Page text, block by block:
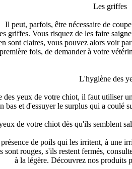
Les griffes
Il peut, parfois, être nécessaire de
griffes. Vous risquez de les faire
sont claires, vous pouvez alors voir
fois, de demander à votre
L'hygiène des
des yeux de votre chiot, il faut utiliser
bas et d'essuyer le surplus qui a coulé
de votre chiot dès qu'ils semblent
de poils qui les irritent, à une
rouges, s'ils restent fermés,
à la légère. Découvrez nos produits